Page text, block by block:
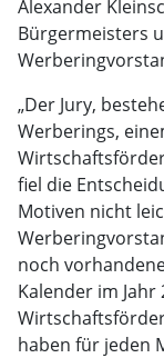
Alexander
Bürgermeisters
„Der Jury,
Werberings,
fiel die
Motiven nicht
noch
Kalender im
haben für jeden